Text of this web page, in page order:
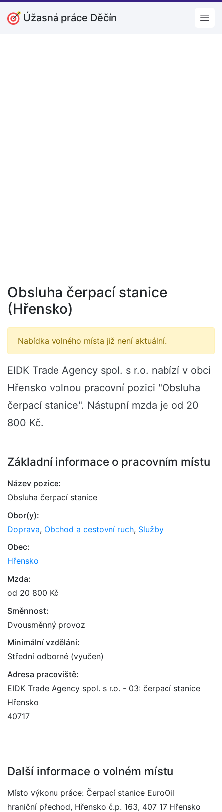
Úžasná práce Děčín
Obsluha čerpací stanice
(Hřensko)
Nabídka volného místa již není aktuální.
EIDK Trade Agency spol. s r.o. nabízí v obci
Hřensko volnou pracovní pozici "Obsluha
čerpací stanice". Nástupní mzda je od 20
800 Kč.
Základní informace o pracovním místu
Název pozice:
Obsluha čerpací stanice
Obor(y):
Doprava, Obchod a cestovní ruch, Služby
Obec:
Hřensko
Mzda:
od 20 800 Kč
Směnnost:
Dvousměnný provoz
Minimální vzdělání:
Střední odborné (vyučen)
Adresa pracoviště:
EIDK Trade Agency spol. s r.o. - 03: čerpací stanice
Hřensko
40717
Další informace o volném místu
Místo výkonu práce: Čerpací stanice EuroOil
hraniční přechod, Hřensko č.p. 163, 407 17 Hřensko